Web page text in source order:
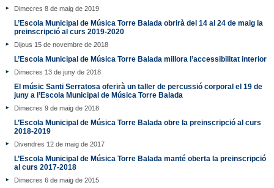
Dimecres 8 de maig de 2019
L’Escola Municipal de Música Torre Balada obrirà del 14 al 24 de maig la
preinscripció al curs 2019-2020
Dijous 15 de novembre de 2018
L’Escola Municipal de Música Torre Balada millora l’accessibilitat interior
Dimecres 13 de juny de 2018
El músic Santi Serratosa oferirà un taller de percussió corporal el 19 de
juny a l’Escola Municipal de Música Torre Balada
Dimecres 9 de maig de 2018
L’Escola Municipal de Música Torre Balada obre la preinscripció al curs
2018-2019
Divendres 12 de maig de 2017
L’Escola Municipal de Música Torre Balada manté oberta la preinscripció
al curs 2017-2018
Dimecres 6 de maig de 2015